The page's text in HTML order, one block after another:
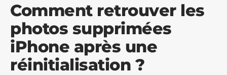
Comment retrouver les
photos supprimées
iPhone après une
réinitialisation ?